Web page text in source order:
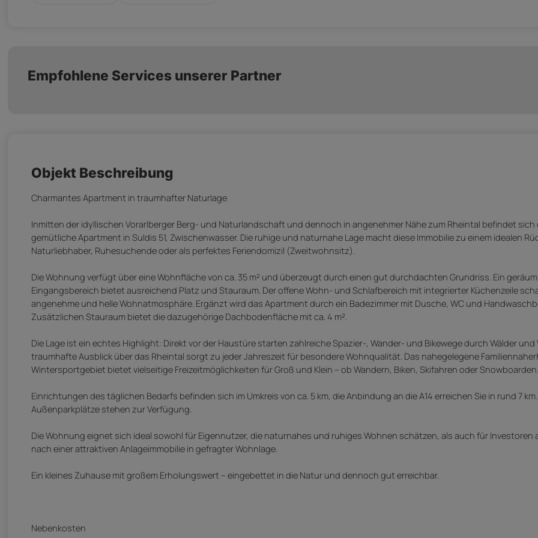
Empfohlene Services unserer Partner
Objekt Beschreibung
Charmantes Apartment in traumhafter Naturlage
Inmitten der idyllischen Vorarlberger Berg- und Naturlandschaft und dennoch in angenehmer Nähe zum Rheintal befindet sich
gemütliche Apartment in Suldis 51, Zwischenwasser. Die ruhige und naturnahe Lage macht diese Immobilie zu einem idealen
Naturliebhaber, Ruhesuchende oder als perfektes Feriendomizil (Zweitwohnsitz).
Die Wohnung verfügt über eine Wohnfläche von ca. 35 m² und überzeugt durch einen gut durchdachten Grundriss. Ein
Eingangsbereich bietet ausreichend Platz und Stauraum. Der offene Wohn- und Schlafbereich mit integrierter Küchenzeile
angenehme und helle Wohnatmosphäre. Ergänzt wird das Apartment durch ein Badezimmer mit Dusche, WC und
Zusätzlichen Stauraum bietet die dazugehörige Dachbodenfläche mit ca. 4 m².
Die Lage ist ein echtes Highlight: Direkt vor der Haustüre starten zahlreiche Spazier-, Wander- und Bikewege durch Wälder und
traumhafte Ausblick über das Rheintal sorgt zu jeder Jahreszeit für besondere Wohnqualität. Das nahegelegene
Wintersportgebiet bietet vielseitige Freizeitmöglichkeiten für Groß und Klein – ob Wandern, Biken, Skifahren oder Snowboarden.
Einrichtungen des täglichen Bedarfs befinden sich im Umkreis von ca. 5 km, die Anbindung an die A14 erreichen Sie in rund 7
Außenparkplätze stehen zur Verfügung.
Die Wohnung eignet sich ideal sowohl für Eigennutzer, die naturnahes und ruhiges Wohnen schätzen, als auch für Investoren
nach einer attraktiven Anlageimmobilie in gefragter Wohnlage.
Ein kleines Zuhause mit großem Erholungswert – eingebettet in die Natur und dennoch gut erreichbar.
Nebenkosten